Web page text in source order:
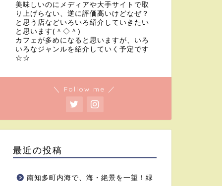
美味しいのにメディアや大手サイトで取
り上げらない、逆に評価高いけどなぜ？
と思う店などいろいろ紹介していきたい
と思います(＾◇＾)
カフェが多めになると思いますが、いろ
いろなジャンルを紹介していく予定です
☆☆
＼ Follow me ／
最近の投稿
南知多町内海で、海・絶景を一望！緑